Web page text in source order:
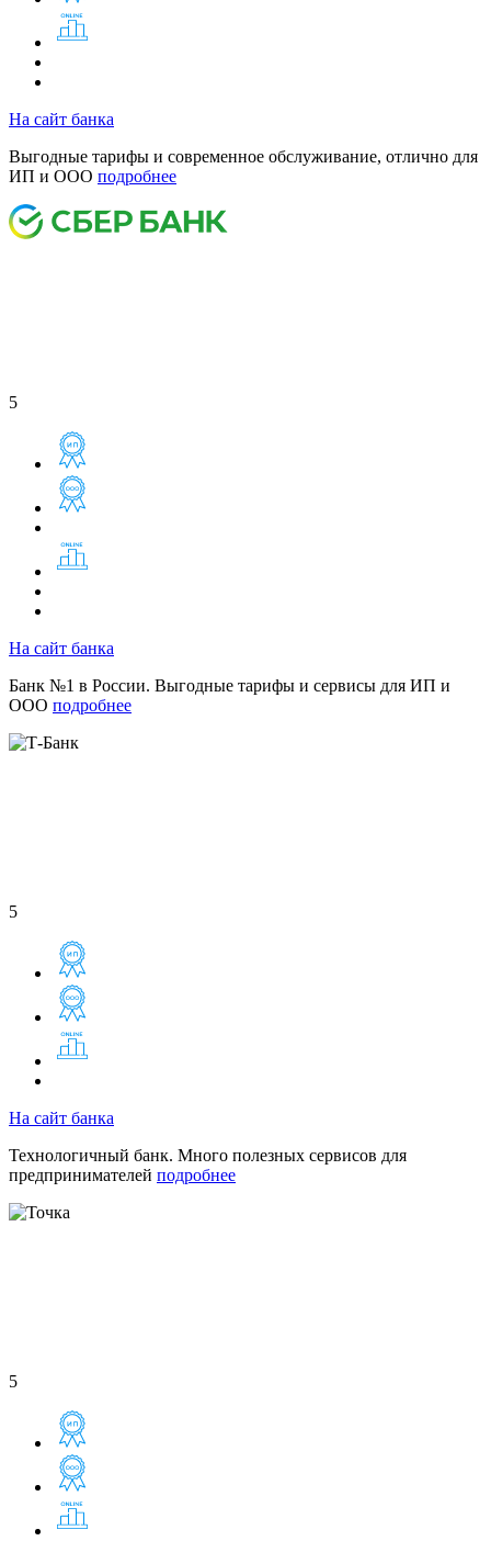
На сайт банка
Выгодные тарифы и современное обслуживание, отлично для
ИП и ООО подробнее
5
На сайт банка
Банк №1 в России. Выгодные тарифы и сервисы для ИП и
ООО подробнее
5
На сайт банка
Технологичный банк. Много полезных сервисов для
предпринимателей подробнее
5